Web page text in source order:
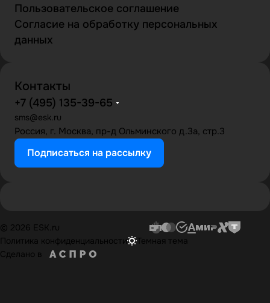
Пользовательское соглашение
Согласие на обработку персональных
данных
Контакты
+7 (495) 135-39-65
sms@esk.ru
Россия, г. Москва, пр-д Ольминского д.3а, стр.3
Подписаться на рассылку
© 2026 ESK.ru
Политика конфиденциальности
Темная тема
Сделано в